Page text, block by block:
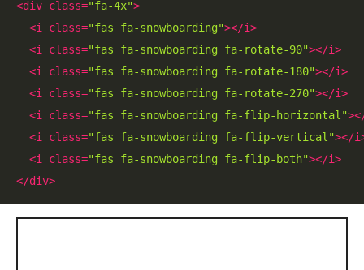
<div class="fa-4x">
<i class="fas fa-snowboarding"></i>
<i class="fas fa-snowboarding fa-rotate-90"></i>
<i class="fas fa-snowboarding fa-rotate-180"></i>
<i class="fas fa-snowboarding fa-rotate-270"></i>
<i class="fas fa-snowboarding fa-flip-horizontal">
<i class="fas fa-snowboarding fa-flip-vertical"></i
<i class="fas fa-snowboarding fa-flip-both"></i>
</div>